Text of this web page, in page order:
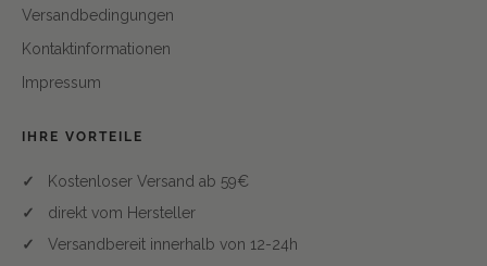
Versandbedingungen
Kontaktinformationen
Impressum
IHRE VORTEILE
Kostenloser Versand ab 59€
direkt vom Hersteller
Versandbereit innerhalb von 12-24h